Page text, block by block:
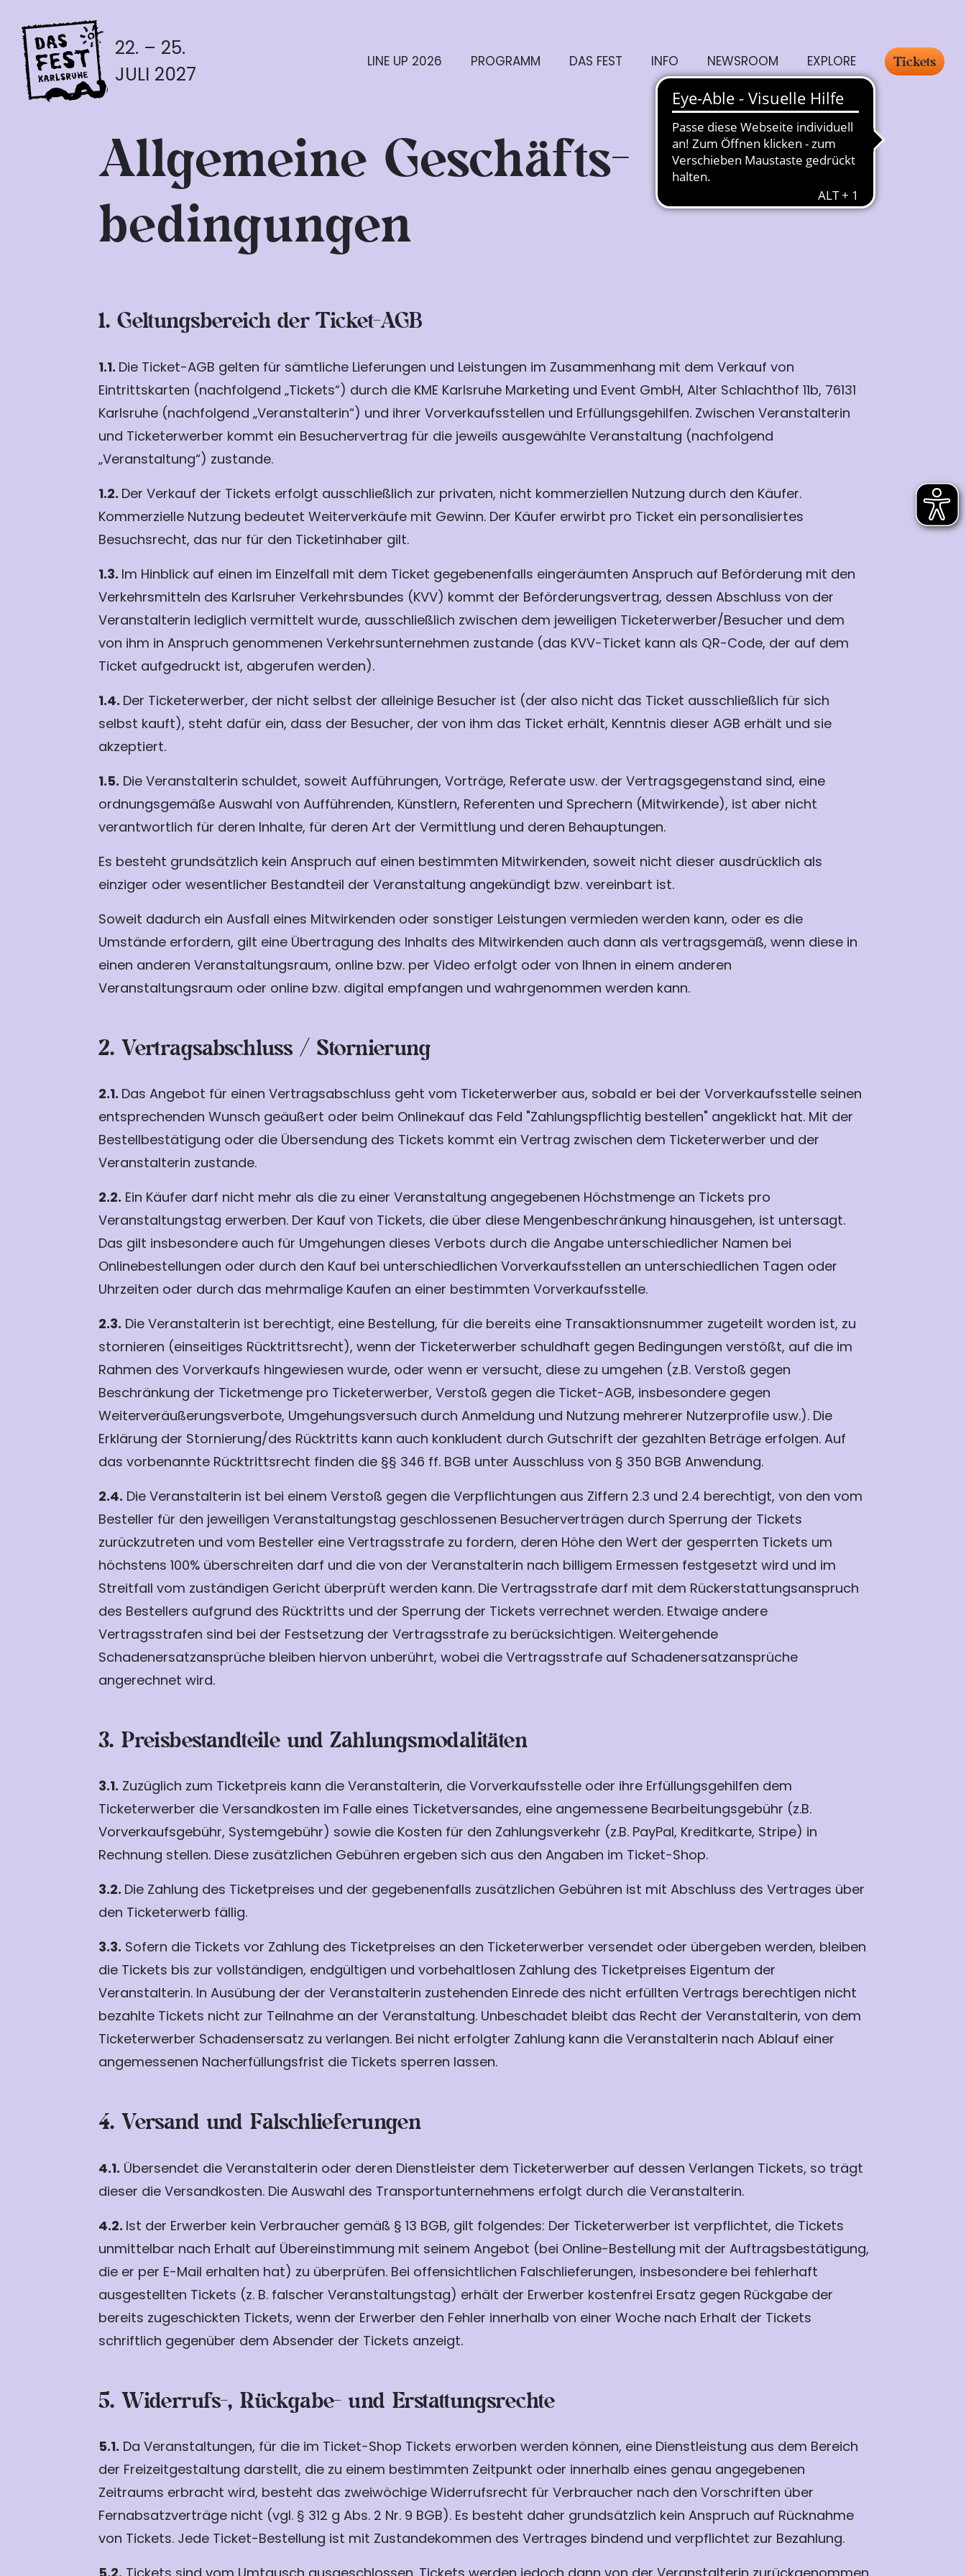
22. – 25.
JULI 2027
LINE UP 2026 PROGRAMM DAS FEST INFO NEWSROOM EXPLORE Tickets
Allgemeine Geschäfts­
bedingungen
1. Geltungsbereich der Ticket-AGB
1.1. Die Ticket-AGB gelten für sämtliche Lieferungen und Leistungen im Zusammenhang mit dem Verkauf von
Eintrittskarten (nachfolgend „Tickets“) durch die KME Karlsruhe Marketing und Event GmbH, Alter Schlachthof 11b, 76131
Karlsruhe (nachfolgend „Veranstalterin“) und ihrer Vorverkaufsstellen und Erfüllungsgehilfen. Zwischen Veranstalterin
und Ticketerwerber kommt ein Besuchervertrag für die jeweils ausgewählte Veranstaltung (nachfolgend
„Veranstaltung“) zustande.
1.2. Der Verkauf der Tickets erfolgt ausschließlich zur privaten, nicht kommerziellen Nutzung durch den Käufer.
Kommerzielle Nutzung bedeutet Weiterverkäufe mit Gewinn. Der Käufer erwirbt pro Ticket ein personalisiertes
Besuchsrecht, das nur für den Ticketinhaber gilt.
1.3. Im Hinblick auf einen im Einzelfall mit dem Ticket gegebenenfalls eingeräumten Anspruch auf Beförderung mit den
Verkehrsmitteln des Karlsruher Verkehrsbundes (KVV) kommt der Beförderungsvertrag, dessen Abschluss von der
Veranstalterin lediglich vermittelt wurde, ausschließlich zwischen dem jeweiligen Ticketerwerber/Besucher und dem
von ihm in Anspruch genommenen Verkehrsunternehmen zustande (das KVV-Ticket kann als QR-Code, der auf dem
Ticket aufgedruckt ist, abgerufen werden).
1.4. Der Ticketerwerber, der nicht selbst der alleinige Besucher ist (der also nicht das Ticket ausschließlich für sich
selbst kauft), steht dafür ein, dass der Besucher, der von ihm das Ticket erhält, Kenntnis dieser AGB erhält und sie
akzeptiert.
1.5. Die Veranstalterin schuldet, soweit Aufführungen, Vorträge, Referate usw. der Vertragsgegenstand sind, eine
ordnungsgemäße Auswahl von Aufführenden, Künstlern, Referenten und Sprechern (Mitwirkende), ist aber nicht
verantwortlich für deren Inhalte, für deren Art der Vermittlung und deren Behauptungen.
Es besteht grundsätzlich kein Anspruch auf einen bestimmten Mitwirkenden, soweit nicht dieser ausdrücklich als
einziger oder wesentlicher Bestandteil der Veranstaltung angekündigt bzw. vereinbart ist.
Soweit dadurch ein Ausfall eines Mitwirkenden oder sonstiger Leistungen vermieden werden kann, oder es die
Umstände erfordern, gilt eine Übertragung des Inhalts des Mitwirkenden auch dann als vertragsgemäß, wenn diese in
einen anderen Veranstaltungsraum, online bzw. per Video erfolgt oder von Ihnen in einem anderen
Veranstaltungsraum oder online bzw. digital empfangen und wahrgenommen werden kann.
2. Vertragsabschluss / Stornierung
2.1. Das Angebot für einen Vertragsabschluss geht vom Ticketerwerber aus, sobald er bei der Vorverkaufsstelle seinen
entsprechenden Wunsch geäußert oder beim Onlinekauf das Feld "Zahlungspflichtig bestellen" angeklickt hat. Mit der
Bestellbestätigung oder die Übersendung des Tickets kommt ein Vertrag zwischen dem Ticketerwerber und der
Veranstalterin zustande.
2.2. Ein Käufer darf nicht mehr als die zu einer Veranstaltung angegebenen Höchstmenge an Tickets pro
Veranstaltungstag erwerben. Der Kauf von Tickets, die über diese Mengenbeschränkung hinausgehen, ist untersagt.
Das gilt insbesondere auch für Umgehungen dieses Verbots durch die Angabe unterschiedlicher Namen bei
Onlinebestellungen oder durch den Kauf bei unterschiedlichen Vorverkaufsstellen an unterschiedlichen Tagen oder
Uhrzeiten oder durch das mehrmalige Kaufen an einer bestimmten Vorverkaufsstelle.
2.3. Die Veranstalterin ist berechtigt, eine Bestellung, für die bereits eine Transaktionsnummer zugeteilt worden ist, zu
stornieren (einseitiges Rücktrittsrecht), wenn der Ticketerwerber schuldhaft gegen Bedingungen verstößt, auf die im
Rahmen des Vorverkaufs hingewiesen wurde, oder wenn er versucht, diese zu umgehen (z.B. Verstoß gegen
Beschränkung der Ticketmenge pro Ticketerwerber, Verstoß gegen die Ticket-AGB, insbesondere gegen
Weiterveräußerungsverbote, Umgehungsversuch durch Anmeldung und Nutzung mehrerer Nutzerprofile usw.). Die
Erklärung der Stornierung/des Rücktritts kann auch konkludent durch Gutschrift der gezahlten Beträge erfolgen. Auf
das vorbenannte Rücktrittsrecht finden die §§ 346 ff. BGB unter Ausschluss von § 350 BGB Anwendung.
2.4. Die Veranstalterin ist bei einem Verstoß gegen die Verpflichtungen aus Ziffern 2.3 und 2.4 berechtigt, von den vom
Besteller für den jeweiligen Veranstaltungstag geschlossenen Besucherverträgen durch Sperrung der Tickets
zurückzutreten und vom Besteller eine Vertragsstrafe zu fordern, deren Höhe den Wert der gesperrten Tickets um
höchstens 100% überschreiten darf und die von der Veranstalterin nach billigem Ermessen festgesetzt wird und im
Streitfall vom zuständigen Gericht überprüft werden kann. Die Vertragsstrafe darf mit dem Rückerstattungsanspruch
des Bestellers aufgrund des Rücktritts und der Sperrung der Tickets verrechnet werden. Etwaige andere
Vertragsstrafen sind bei der Festsetzung der Vertragsstrafe zu berücksichtigen. Weitergehende
Schadenersatzansprüche bleiben hiervon unberührt, wobei die Vertragsstrafe auf Schadenersatzansprüche
angerechnet wird.
3. Preisbestandteile und Zahlungsmodalitäten
3.1. Zuzüglich zum Ticketpreis kann die Veranstalterin, die Vorverkaufsstelle oder ihre Erfüllungsgehilfen dem
Ticketerwerber die Versandkosten im Falle eines Ticketversandes, eine angemessene Bearbeitungsgebühr (z.B.
Vorverkaufsgebühr, Systemgebühr) sowie die Kosten für den Zahlungsverkehr (z.B. PayPal, Kreditkarte, Stripe) in
Rechnung stellen. Diese zusätzlichen Gebühren ergeben sich aus den Angaben im Ticket-Shop.
3.2. Die Zahlung des Ticketpreises und der gegebenenfalls zusätzlichen Gebühren ist mit Abschluss des Vertrages über
den Ticketerwerb fällig.
3.3. Sofern die Tickets vor Zahlung des Ticketpreises an den Ticketerwerber versendet oder übergeben werden, bleiben
die Tickets bis zur vollständigen, endgültigen und vorbehaltlosen Zahlung des Ticketpreises Eigentum der
Veranstalterin. In Ausübung der der Veranstalterin zustehenden Einrede des nicht erfüllten Vertrags berechtigen nicht
bezahlte Tickets nicht zur Teilnahme an der Veranstaltung. Unbeschadet bleibt das Recht der Veranstalterin, von dem
Ticketerwerber Schadensersatz zu verlangen. Bei nicht erfolgter Zahlung kann die Veranstalterin nach Ablauf einer
angemessenen Nacherfüllungsfrist die Tickets sperren lassen.
4. Versand und Falschlieferungen
4.1. Übersendet die Veranstalterin oder deren Dienstleister dem Ticketerwerber auf dessen Verlangen Tickets, so trägt
dieser die Versandkosten. Die Auswahl des Transportunternehmens erfolgt durch die Veranstalterin.
4.2. Ist der Erwerber kein Verbraucher gemäß § 13 BGB, gilt folgendes: Der Ticketerwerber ist verpflichtet, die Tickets
unmittelbar nach Erhalt auf Übereinstimmung mit seinem Angebot (bei Online-Bestellung mit der Auftragsbestätigung,
die er per E-Mail erhalten hat) zu überprüfen. Bei offensichtlichen Falschlieferungen, insbesondere bei fehlerhaft
ausgestellten Tickets (z. B. falscher Veranstaltungstag) erhält der Erwerber kostenfrei Ersatz gegen Rückgabe der
bereits zugeschickten Tickets, wenn der Erwerber den Fehler innerhalb von einer Woche nach Erhalt der Tickets
schriftlich gegenüber dem Absender der Tickets anzeigt.
5. Widerrufs-, Rückgabe- und Erstattungsrechte
5.1. Da Veranstaltungen, für die im Ticket-Shop Tickets erworben werden können, eine Dienstleistung aus dem Bereich
der Freizeitgestaltung darstellt, die zu einem bestimmten Zeitpunkt oder innerhalb eines genau angegebenen
Zeitraums erbracht wird, besteht das zweiwöchige Widerrufsrecht für Verbraucher nach den Vorschriften über
Fernabsatzverträge nicht (vgl. § 312 g Abs. 2 Nr. 9 BGB). Es besteht daher grundsätzlich kein Anspruch auf Rücknahme
von Tickets. Jede Ticket-Bestellung ist mit Zustandekommen des Vertrages bindend und verpflichtet zur Bezahlung.